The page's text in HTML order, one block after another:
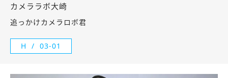
カメララボ大崎
追っかけカメラロボ君
H 03-01